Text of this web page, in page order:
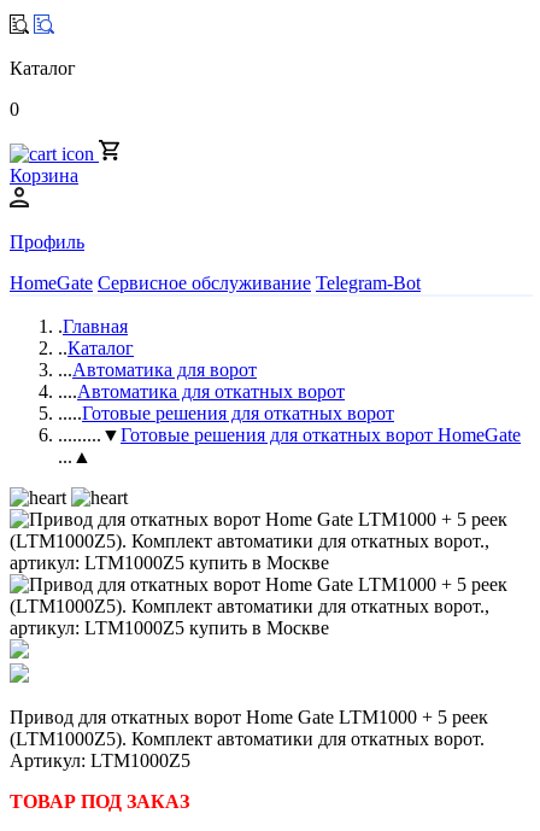
Каталог
0
Корзина
Профиль
HomeGate Сервисное обслуживание Telegram-Bot
.Главная
..Каталог
...Автоматика для ворот
....Автоматика для откатных ворот
.....Готовые решения для откатных ворот
.........▼Готовые решения для откатных ворот HomeGate
...▲
Привод для откатных ворот Home Gate LTM1000 + 5 реек
(LTM1000Z5). Комплект автоматики для откатных ворот.
Артикул: LTM1000Z5
ТОВАР ПОД ЗАКАЗ